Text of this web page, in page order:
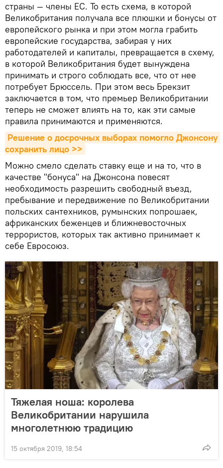
страны — члены ЕС. То есть схема, в которой
Великобритания получала все плюшки и бонусы от
европейского рынка и при этом могла грабить
европейские государства, забирая у них
работодателей и капиталы, превращается в схему,
в которой Великобритания будет вынуждена
принимать и строго соблюдать все, что от нее
потребует Брюссель. При этом весь Брекзит
заключается в том, что премьер Великобритании
теперь не сможет влиять на то, как эти самые
правила принимаются и применяются.
Решение о досрочных выборах помогло Джонсону
сохранить лицо >>
Можно смело сделать ставку еще и на то, что в
качестве "бонуса" на Джонсона повесят
необходимость разрешить свободный въезд,
пребывание и передвижение по Великобритании
польских сантехников, румынских попрошаек,
африканских беженцев и ближневосточных
террористов, которых так активно принимает к
себе Евросоюз.
Тяжелая ноша: королева
Великобритании нарушила
многолетнюю традицию
15 октября 2019, 18:54